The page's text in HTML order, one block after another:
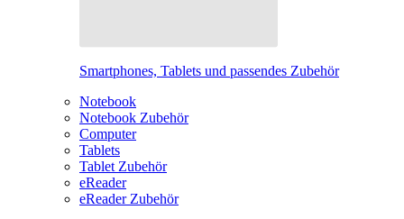
Smartphones, Tablets und passendes Zubehör
Notebook
Notebook Zubehör
Computer
Tablets
Tablet Zubehör
eReader
eReader Zubehör